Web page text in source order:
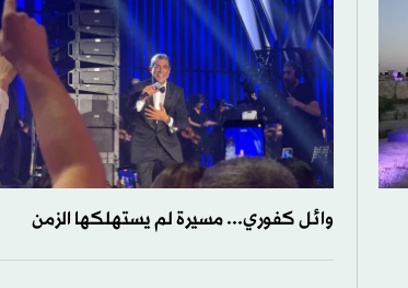
وائل كفوري... مسيرة لم يستهلكها الزمن